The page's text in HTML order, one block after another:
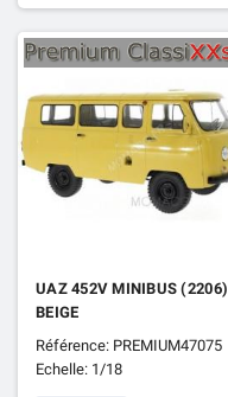
UAZ 452V MINIBUS (2206)
BEIGE
Référence: PREMIUM47075
Echelle: 1/18